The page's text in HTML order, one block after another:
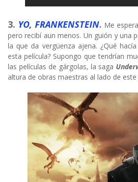
3. YO, FRANKENSTEIN. Me
pero recibí aun menos. Un guión y una
la que da vergüenza ajena. ¿Qué hacía
esta película? Supongo que tendrían
las películas de gárgolas, la saga
altura de obras maestras al lado de